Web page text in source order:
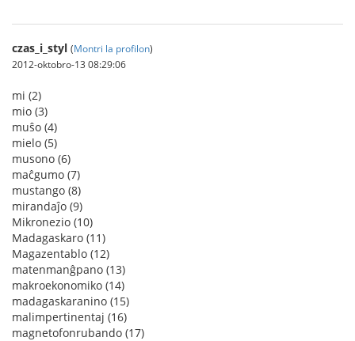
czas_i_styl (Montri la profilon)
2012-oktobro-13 08:29:06
mi (2)
mio (3)
muŝo (4)
mielo (5)
musono (6)
maĉgumo (7)
mustango (8)
mirandaĵo (9)
Mikronezio (10)
Madagaskaro (11)
Magazentablo (12)
matenmanĝpano (13)
makroekonomiko (14)
madagaskaranino (15)
malimpertinentaj (16)
magnetofonrubando (17)